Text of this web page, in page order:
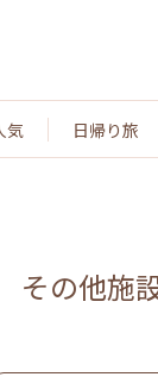
気 日帰り旅
その他施